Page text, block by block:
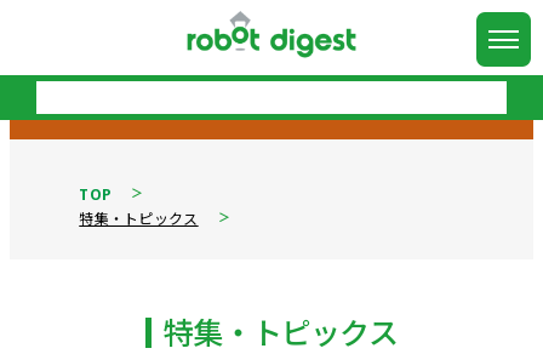
TOP
特集・トピックス
特集・トピックス